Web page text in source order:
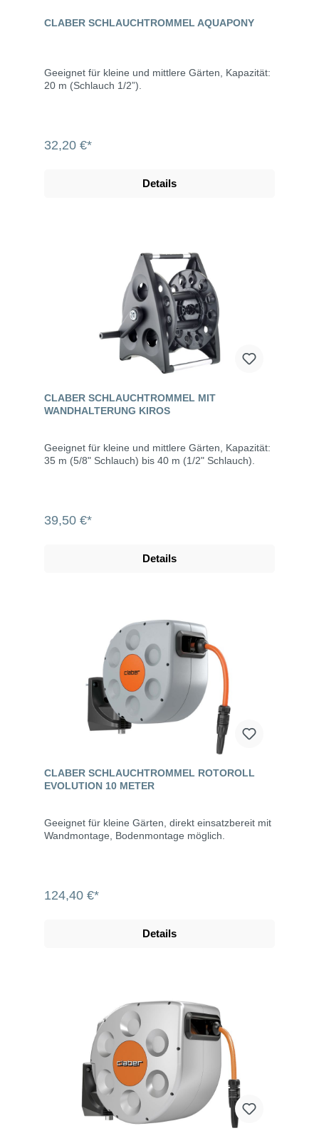
CLABER SCHLAUCHTROMMEL AQUAPONY
Geeignet für kleine und mittlere Gärten, Kapazität:
20 m (Schlauch 1/2”).
32,20 €*
Details
CLABER SCHLAUCHTROMMEL MIT
WANDHALTERUNG KIROS
Geeignet für kleine und mittlere Gärten, Kapazität:
35 m (5/8" Schlauch) bis 40 m (1/2" Schlauch).
39,50 €*
Details
CLABER SCHLAUCHTROMMEL ROTOROLL
EVOLUTION 10 METER
Geeignet für kleine Gärten, direkt einsatzbereit mit
Wandmontage, Bodenmontage möglich.
124,40 €*
Details